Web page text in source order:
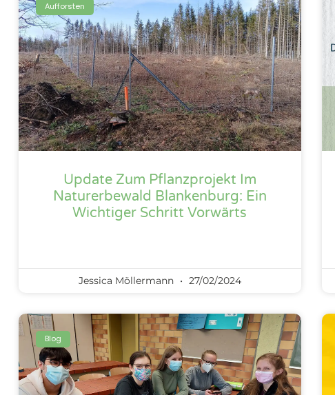
Aufforsten
Update Zum Pflanzprojekt Im
Naturerbewald Blankenburg: Ein
Wichtiger Schritt Vorwärts
Jessica Möllermann 27/02/2024
Blog